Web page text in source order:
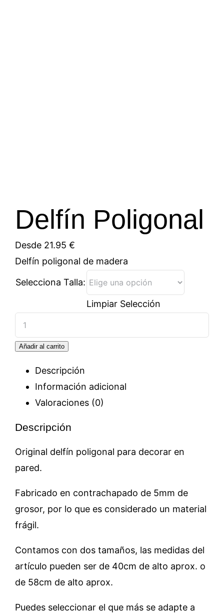
Delfín Poligonal
Desde 21.95 €
Delfín poligonal de madera
Selecciona Talla:
Limpiar Selección
Delfín
Poligonal
cantidad
Añadir al carrito
Descripción
Información adicional
Valoraciones (0)
Descripción
Original delfín poligonal para decorar en
pared.
Fabricado en contrachapado de 5mm de
grosor, por lo que es considerado un material
frágil.
Contamos con dos tamaños, las medidas del
artículo pueden ser de 40cm de alto aprox. o
de 58cm de alto aprox.
Puedes seleccionar el que más se adapte a